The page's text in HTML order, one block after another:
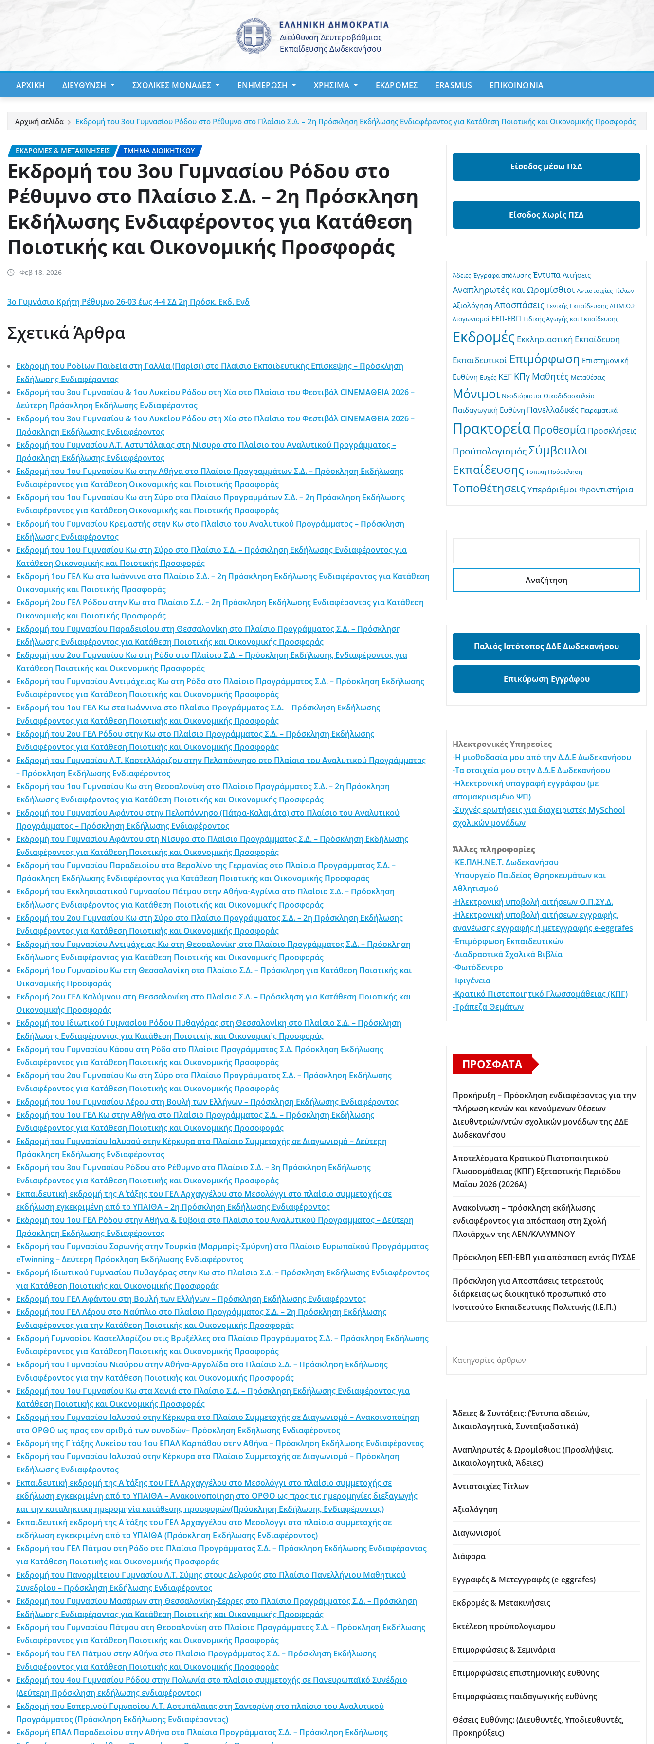
ΑΡΧΙΚΉ ΔΙΕΎΘΥΝΣΗ ΣΧΟΛΙΚΈΣ ΜΟΝΆΔΕΣ ΕΝΗΜΈΡΩΣΗ ΧΡΉΣΙΜΑ ΕΚΔΡΟΜΈΣ ERASMUS ΕΠΙΚΟΙΝΩΝΙΑ
Αρχική σελίδα Εκδρομή του 3ου Γυμνασίου Ρόδου στο Ρέθυμνο στο Πλαίσιο Σ.Δ. – 2η Πρόσκληση Εκδήλωσης Ενδιαφέροντος για Κατάθεση Ποιοτικής και Οικονομικής Προσφοράς
ΕΚΔΡΟΜΈΣ & ΜΕΤΑΚΙΝΉΣΕΙΣ ΤΜΉΜΑ ΔΙΟΙΚΗΤΙΚΟΎ
Εκδρομή του 3ου Γυμνασίου Ρόδου στο
Ρέθυμνο στο Πλαίσιο Σ.Δ. – 2η Πρόσκληση
Εκδήλωσης Ενδιαφέροντος για Κατάθεση
Ποιοτικής και Οικονομικής Προσφοράς
Φεβ 18, 2026
3ο Γυμνάσιο Κρήτη Ρέθυμνο 26-03 έως 4-4 ΣΔ 2η Πρόσκ. Εκδ. Ενδ
Σχετικά Άρθρα
Εκδρομή του Ροδίων Παιδεία στη Γαλλία (Παρίσι) στο Πλαίσιο Εκπαιδευτικής Επίσκεψης – Πρόσκληση
Εκδήλωσης Ενδιαφέροντος
Εκδρομή του 3ου Γυμνασίου & 1ου Λυκείου Ρόδου στη Χίο στο Πλαίσιο του Φεστιβάλ CINEΜΑΘΕΙΑ 2026 –
Δεύτερη Πρόσκληση Εκδήλωσης Ενδιαφέροντος
Εκδρομή του 3ου Γυμνασίου & 1ου Λυκείου Ρόδου στη Χίο στο Πλαίσιο του Φεστιβάλ CINEΜΑΘΕΙΑ 2026 –
Πρόσκληση Εκδήλωσης Ενδιαφέροντος
Εκδρομή του Γυμνασίου Λ.Τ. Αστυπάλαιας στη Νίσυρο στο Πλαίσιο του Αναλυτικού Προγράμματος –
Πρόσκληση Εκδήλωσης Ενδιαφέροντος
Εκδρομή του 1ου Γυμνασίου Κω στην Αθήνα στο Πλαίσιο Προγραμμάτων Σ.Δ. – Πρόσκληση Εκδήλωσης
Ενδιαφέροντος για Κατάθεση Οικονομικής και Ποιοτικής Προσφοράς
Εκδρομή του 1ου Γυμνασίου Κω στη Σύρο στο Πλαίσιο Προγραμμάτων Σ.Δ. – 2η Πρόσκληση Εκδήλωσης
Ενδιαφέροντος για Κατάθεση Οικονομικής και Ποιοτικής Προσφοράς
Εκδρομή του Γυμνασίου Κρεμαστής στην Κω στο Πλαίσιο του Αναλυτικού Προγράμματος – Πρόσκληση
Εκδήλωσης Ενδιαφέροντος
Εκδρομή του 1ου Γυμνασίου Κω στη Σύρο στο Πλαίσιο Σ.Δ. – Πρόσκληση Εκδήλωσης Ενδιαφέροντος για
Κατάθεση Οικονομικής και Ποιοτικής Προσφοράς
Εκδρομή 1ου ΓΕΛ Κω στα Ιωάννινα στο Πλαίσιο Σ.Δ. – 2η Πρόσκληση Εκδήλωσης Ενδιαφέροντος για Κατάθεση
Οικονομικής και Ποιοτικής Προσφοράς
Εκδρομή 2ου ΓΕΛ Ρόδου στην Κω στο Πλαίσιο Σ.Δ. – 2η Πρόσκληση Εκδήλωσης Ενδιαφέροντος για Κατάθεση
Οικονομικής και Ποιοτικής Προσφοράς
Εκδρομή του Γυμνασίου Παραδεισίου στη Θεσσαλονίκη στο Πλαίσιο Προγράμματος Σ.Δ. – Πρόσκληση
Εκδήλωσης Ενδιαφέροντος για Κατάθεση Ποιοτικής και Οικονομικής Προσφοράς
Εκδρομή του 2ου Γυμνασίου Κω στη Ρόδο στο Πλαίσιο Σ.Δ. – Πρόσκληση Εκδήλωσης Ενδιαφέροντος για
Κατάθεση Ποιοτικής και Οικονομικής Προσφοράς
Εκδρομή του Γυμνασίου Αντιμάχειας Κω στη Ρόδο στο Πλαίσιο Προγράμματος Σ.Δ. – Πρόσκληση Εκδήλωσης
Ενδιαφέροντος για Κατάθεση Ποιοτικής και Οικονομικής Προσφοράς
Εκδρομή του 1ου ΓΕΛ Κω στα Ιωάννινα στο Πλαίσιο Προγράμματος Σ.Δ. – Πρόσκληση Εκδήλωσης
Ενδιαφέροντος για Κατάθεση Ποιοτικής και Οικονομικής Προσφοράς
Εκδρομή του 2ου ΓΕΛ Ρόδου στην Κω στο Πλαίσιο Προγράμματος Σ.Δ. – Πρόσκληση Εκδήλωσης
Ενδιαφέροντος για Κατάθεση Ποιοτικής και Οικονομικής Προσφοράς
Εκδρομή του Γυμνασίου Λ.Τ. Καστελλόριζου στην Πελοπόννησο στο Πλαίσιο του Αναλυτικού Προγράμματος
– Πρόσκληση Εκδήλωσης Ενδιαφέροντος
Εκδρομή του 1ου Γυμνασίου Κω στη Θεσσαλονίκη στο Πλαίσιο Προγράμματος Σ.Δ. – 2η Πρόσκληση
Εκδήλωσης Ενδιαφέροντος για Κατάθεση Ποιοτικής και Οικονομικής Προσφοράς
Εκδρομή του Γυμνασίου Αφάντου στην Πελοπόννησο (Πάτρα-Καλαμάτα) στο Πλαίσιο του Αναλυτικού
Προγράμματος – Πρόσκληση Εκδήλωσης Ενδιαφέροντος
Εκδρομή του Γυμνασίου Αφάντου στη Νίσυρο στο Πλαίσιο Προγράμματος Σ.Δ. – Πρόσκληση Εκδήλωσης
Ενδιαφέροντος για Κατάθεση Ποιοτικής και Οικονομικής Προσφοράς
Εκδρομή του Γυμνασίου Παραδεισίου στο Βερολίνο της Γερμανίας στο Πλαίσιο Προγράμματος Σ.Δ. –
Πρόσκληση Εκδήλωσης Ενδιαφέροντος για Κατάθεση Ποιοτικής και Οικονομικής Προσφοράς
Εκδρομή του Εκκλησιαστικού Γυμνασίου Πάτμου στην Αθήνα-Αγρίνιο στο Πλαίσιο Σ.Δ. – Πρόσκληση
Εκδήλωσης Ενδιαφέροντος για Κατάθεση Ποιοτικής και Οικονομικής Προσφοράς
Εκδρομή του 2ου Γυμνασίου Κω στη Σύρο στο Πλαίσιο Προγράμματος Σ.Δ. – 2η Πρόσκληση Εκδήλωσης
Ενδιαφέροντος για Κατάθεση Ποιοτικής και Οικονομικής Προσφοράς
Εκδρομή του Γυμνασίου Αντιμάχειας Κω στη Θεσσαλονίκη στο Πλαίσιο Προγράμματος Σ.Δ. – Πρόσκληση
Εκδήλωσης Ενδιαφέροντος για Κατάθεση Ποιοτικής και Οικονομικής Προσφοράς
Εκδρομή 1ου Γυμνασίου Κω στη Θεσσαλονίκη στο Πλαίσιο Σ.Δ. – Πρόσκληση για Κατάθεση Ποιοτικής και
Οικονομικής Προσφοράς
Εκδρομή 2ου ΓΕΛ Καλύμνου στη Θεσσαλονίκη στο Πλαίσιο Σ.Δ. – Πρόσκληση για Κατάθεση Ποιοτικής και
Οικονομικής Προσφοράς
Εκδρομή του Ιδιωτικού Γυμνασίου Ρόδου Πυθαγόρας στη Θεσσαλονίκη στο Πλαίσιο Σ.Δ. – Πρόσκληση
Εκδήλωσης Ενδιαφέροντος για Κατάθεση Ποιοτικής και Οικονομικής Προσφοράς
Εκδρομή του Γυμνασίου Κάσου στη Ρόδο στο Πλαίσιο Προγράμματος Σ.Δ. Πρόσκληση Εκδήλωσης
Ενδιαφέροντος για Κατάθεση Ποιοτικής και Οικονομικής Προσφοράς
Εκδρομή του 2ου Γυμνασίου Κω στη Σύρο στο Πλαίσιο Προγράμματος Σ.Δ. – Πρόσκληση Εκδήλωσης
Ενδιαφέροντος για Κατάθεση Ποιοτικής και Οικονομικής Προσφοράς
Εκδρομή του 1ου Γυμνασίου Λέρου στη Βουλή των Ελλήνων – Πρόσκληση Εκδήλωσης Ενδιαφέροντος
Εκδρομή του 1ου ΓΕΛ Κω στην Αθήνα στο Πλαίσιο Προγράμματος Σ.Δ. – Πρόσκληση Εκδήλωσης
Ενδιαφέροντος για Κατάθεση Ποιοτικής και Οικονομικής Προσοφοράς
Εκδρομή του Γυμνασίου Ιαλυσού στην Κέρκυρα στο Πλαίσιο Συμμετοχής σε Διαγωνισμό – Δεύτερη
Πρόσκληση Εκδήλωσης Ενδιαφέροντος
Εκδρομή του 3ου Γυμνασίου Ρόδου στο Ρέθυμνο στο Πλαίσιο Σ.Δ. – 3η Πρόσκληση Εκδήλωσης
Ενδιαφέροντος για Κατάθεση Ποιοτικής και Οικονομικής Προσφοράς
Εκπαιδευτική εκδρομή της Α΄ τάξης του ΓΕΛ Αρχαγγέλου στο Μεσολόγγι στο πλαίσιο συμμετοχής σε
εκδήλωση εγκεκριμένη από το ΥΠΑΙΘΑ – 2η Πρόσκληση Εκδήλωσης Ενδιαφέροντος
Εκδρομή του 1ου ΓΕΛ Ρόδου στην Αθήνα & Εύβοια στο Πλαίσιο του Αναλυτικού Προγράμματος – Δεύτερη
Πρόσκληση Εκδήλωσης Ενδιαφέροντος
Εκδρομή του Γυμνασίου Σορωνής στην Τουρκία (Μαρμαρίς-Σμύρνη) στο Πλαίσιο Ευρωπαϊκού Προγράμματος
eTwinning – Δεύτερη Πρόσκληση Εκδήλωσης Ενδιαφέροντος
Εκδρομή Ιδιωτικού Γυμνασίου Πυθαγόρας στην Κω στο Πλαίσιο Σ.Δ. – Πρόσκληση Εκδήλωσης Ενδιαφέροντος
για Κατάθεση Ποιοτικής και Οικονομικής Προσφοράς
Εκδρομή του ΓΕΛ Αφάντου στη Βουλή των Ελλήνων – Πρόσκληση Εκδήλωσης Ενδιαφέροντος
Εκδρομή του ΓΕΛ Λέρου στο Ναύπλιο στο Πλαίσιο Προγράμματος Σ.Δ. – 2η Πρόσκληση Εκδήλωσης
Ενδιαφέροντος για την Κατάθεση Ποιοτικής και Οικονομικής Προσφοράς
Εκδρομή Γυμνασίου Καστελλορίζου στις Βρυξέλλες στο Πλαίσιο Προγράμματος Σ.Δ. – Πρόσκληση Εκδήλωσης
Ενδιαφέροντος για Κατάθεση Ποιοτικής και Οικονομικής Προσφοράς
Εκδρομή του Γυμνασίου Νισύρου στην Αθήνα-Αργολίδα στο Πλαίσιο Σ.Δ. – Πρόσκληση Εκδήλωσης
Ενδιαφέροντος για την Κατάθεση Ποιοτικής και Οικονομικής Προσφοράς
Εκδρομή του 1ου Γυμνασίου Κω στα Χανιά στο Πλαίσιο Σ.Δ. – Πρόσκληση Εκδήλωσης Ενδιαφέροντος για
Κατάθεση Ποιοτικής και Οικονομικής Προσφοράς
Εκδρομή του Γυμνασίου Ιαλυσού στην Κέρκυρα στο Πλαίσιο Συμμετοχής σε Διαγωνισμό – Ανακοινοποίηση
στο ΟΡΘΟ ως προς τον αριθμό των συνοδών– Πρόσκληση Εκδήλωσης Ενδιαφέροντος
Εκδρομή της Γ΄ τάξης Λυκείου του 1ου ΕΠΑΛ Καρπάθου στην Αθήνα – Πρόσκληση Εκδήλωσης Ενδιαφέροντος
Εκδρομή του Γυμνασίου Ιαλυσού στην Κέρκυρα στο Πλαίσιο Συμμετοχής σε Διαγωνισμό – Πρόσκληση
Εκδήλωσης Ενδιαφέροντος
Εκπαιδευτική εκδρομή της Α΄ τάξης του ΓΕΛ Αρχαγγέλου στο Μεσολόγγι στο πλαίσιο συμμετοχής σε
εκδήλωση εγκεκριμένη από το ΥΠΑΙΘΑ – Ανακοινοποίηση στο ΟΡΘΟ ως προς τις ημερομηνίες διεξαγωγής
και την καταληκτική ημερομηνία κατάθεσης προσφορών(Πρόσκληση Εκδήλωσης Ενδιαφέροντος)
Εκπαιδευτική εκδρομή της Α΄ τάξης του ΓΕΛ Αρχαγγέλου στο Μεσολόγγι στο πλαίσιο συμμετοχής σε
εκδήλωση εγκεκριμένη από το ΥΠΑΙΘΑ (Πρόσκληση Εκδήλωσης Ενδιαφέροντος)
Εκδρομή του ΓΕΛ Πάτμου στη Ρόδο στο Πλαίσιο Προγράμματος Σ.Δ. – Πρόσκληση Εκδήλωσης Ενδιαφέροντος
για Κατάθεση Ποιοτικής και Οικονομικής Προσφοράς
Εκδρομή του Πανορμίτειου Γυμνασίου Λ.Τ. Σύμης στους Δελφούς στο Πλαίσιο Πανελλήνιου Μαθητικού
Συνεδρίου – Πρόσκληση Εκδήλωσης Ενδιαφέροντος
Εκδρομή του Γυμνασίου Μασάρων στη Θεσσαλονίκη-Σέρρες στο Πλαίσιο Προγράμματος Σ.Δ. – Πρόσκληση
Εκδήλωσης Ενδιαφέροντος για Κατάθεση Ποιοτικής και Οικονομικής Προσφοράς
Εκδρομή του Γυμνασίου Πάτμου στη Θεσσαλονίκη στο Πλαίσιο Προγράμματος Σ.Δ. – Πρόσκληση Εκδήλωσης
Ενδιαφέροντος για Κατάθεση Ποιοτικής και Οικονομικής Προσφοράς
Εκδρομή του ΓΕΛ Πάτμου στην Αθήνα στο Πλαίσιο Προγράμματος Σ.Δ. – Πρόσκληση Εκδήλωσης
Ενδιαφέροντος για Κατάθεση Ποιοτικής και Οικονομικής Προσφοράς
Εκδρομή του 4ου Γυμνασίου Ρόδου στην Πολωνία στο πλαίσιο συμμετοχής σε Πανευρωπαϊκό Συνέδριο
(Δεύτερη Πρόσκληση εκδήλωσης ενδιαφέροντος)
Εκδρομή του Εσπερινού Γυμνασίου Λ.Τ. Αστυπάλαιας στη Σαντορίνη στο πλαίσιο του Αναλυτικού
Προγράμματος (Πρόσκληση Εκδήλωσης Ενδιαφέροντος)
Εκδρομή ΕΠΑΛ Παραδεισίου στην Αθήνα στο Πλαίσιο Προγράμματος Σ.Δ. – Πρόσκληση Εκδήλωσης
Είσοδος μέσω ΠΣΔ
Είσοδος Χωρίς ΠΣΔ
Άδειες Έγγραφα απόλυσης Έντυπα Αιτήσεις
Αναπληρωτές και Ωρομίσθιοι Αντιστοιχίες Τίτλων
Αξιολόγηση Αποσπάσεις Γενικής Εκπαίδευσης ΔΗΜ.Ω.Σ
Διαγωνισμοί ΕΕΠ-ΕΒΠ Ειδικής Αγωγής και Εκπαίδευσης
Εκδρομές Εκκλησιαστική Εκπαίδευση
Εκπαιδευτικοί Επιμόρφωση Επιστημονική
Ευθύνη Ευχές ΚΞΓ ΚΠγ Μαθητές Μεταθέσεις
Μόνιμοι Νεοδιόριστοι Οικοδιδασκαλεία
Παιδαγωγική Ευθύνη Πανελλαδικές Πειραματικά
Πρακτορεία Προθεσμία Προσκλήσεις
ΠροϋπολογισμόςΣύμβουλοι
Εκπαίδευσης Τοπική Πρόσκληση
ΤοποθέτησειςΥπεράριθμοι Φροντιστήρια
Αναζήτηση
Παλιός Ιστότοπος ΔΔΕ Δωδεκανήσου
Επικύρωση Εγγράφου
Ηλεκτρονικές Υπηρεσίες
-Η μισθοδοσία μου από την Δ.Δ.Ε Δωδεκανήσου
-Τα στοιχεία μου στην Δ.Δ.Ε Δωδεκανήσου
-Ηλεκτρονική υπογραφή εγγράφου (με
απομακρυσμένο ΨΠ)
-Συχνές ερωτήσεις για διαχειριστές MySchool
σχολικών μονάδων
Άλλες πληροφορίες
-ΚΕ.ΠΛΗ.ΝΕ.Τ. Δωδεκανήσου
-Υπουργείο Παιδείας Θρησκευμάτων και
Αθλητισμού
-Ηλεκτρονική υποβολή αιτήσεων Ο.Π.ΣΥ.Δ.
-Ηλεκτρονική υποβολή αιτήσεων εγγραφής,
ανανέωσης εγγραφής ή μετεγγραφής e-eggrafes
-Επιμόρφωση Εκπαιδευτικών
-Διαδραστικά Σχολικά Βιβλία
-Φωτόδεντρο
-Ιφιγένεια
-Κρατικό Πιστοποιητικό Γλωσσομάθειας (ΚΠΓ)
-Τράπεζα Θεμάτων
ΠΡΌΣΦΑΤΑ
Προκήρυξη – Πρόσκληση ενδιαφέροντος για την
πλήρωση κενών και κενούμενων θέσεων
Διευθντριών/ντών σχολικών μονάδων της ΔΔΕ
Δωδεκανήσου
Αποτελέσματα Κρατικού Πιστοποιητικού
Γλωσσομάθειας (ΚΠΓ) Εξεταστικής Περιόδου
Μαΐου 2026 (2026Α)
Ανακοίνωση – πρόσκληση εκδήλωσης
ενδιαφέροντος για απόσπαση στη Σχολή
Πλοιάρχων της ΑΕΝ/ΚΑΛΥΜΝΟΥ
Πρόσκληση ΕΕΠ-ΕΒΠ για απόσπαση εντός ΠΥΣΔΕ
Πρόσκληση για Aποσπάσεις τετραετούς
διάρκειας ως διοικητικό προσωπικό στο
Ινστιτούτο Εκπαιδευτικής Πολιτικής (Ι.Ε.Π.)
Κατηγορίες άρθρων
Άδειες & Συντάξεις: (Έντυπα αδειών,
Δικαιολογητικά, Συνταξιοδοτικά)
Αναπληρωτές & Ωρομίσθιοι: (Προσλήψεις,
Δικαιολογητικά, Άδειες)
Αντιστοιχίες Τίτλων
Αξιολόγηση
Διαγωνισμοί
Διάφορα
Εγγραφές & Μετεγγραφές (e-eggrafes)
Εκδρομές & Μετακινήσεις
Εκτέλεση προύπολογισμου
Επιμορφώσεις & Σεμινάρια
Επιμορφώσεις επιστημονικής ευθύνης
Επιμορφώσεις παιδαγωγικής ευθύνης
Θέσεις Ευθύνης: (Διευθυντές, Υποδιευθυντές,
Προκηρύξεις)